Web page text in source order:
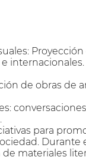
internacionales.
de obras de
para
Durante
materiales